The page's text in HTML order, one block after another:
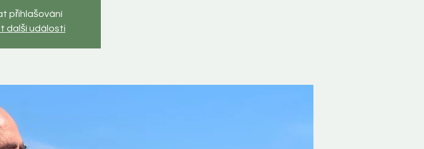
přihlašování
další události